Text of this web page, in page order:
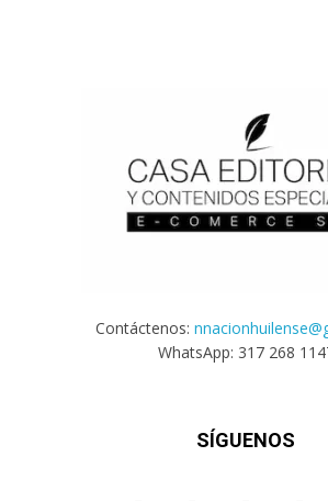
Contáctenos:
WhatsApp: 317 268
SÍGUENOS